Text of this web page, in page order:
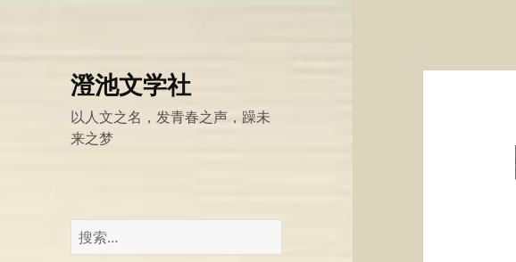
澄池文学社
以人文之名，发青春之声，躁未
来之梦
搜
索：